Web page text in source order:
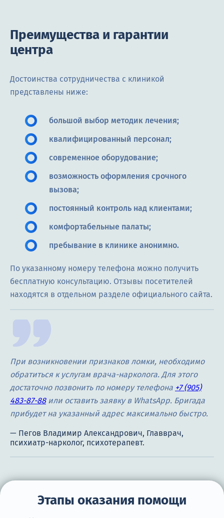
Преимущества и гарантии
центра
Достоинства сотрудничества с клиникой
представлены ниже:
большой выбор методик лечения;
квалифицированный персонал;
современное оборудование;
возможность оформления срочного
вызова;
постоянный контроль над клиентами;
комфортабельные палаты;
пребывание в клинике анонимно.
По указанному номеру телефона можно получить
бесплатную консультацию. Отзывы посетителей
находятся в отдельном разделе официального сайта.
При возникновении признаков ломки, необходимо
обратиться к услугам врача-нарколога. Для этого
достаточно позвонить по номеру телефона +7 (905)
483-87-88или оставить заявку в WhatsApp. Бригада
прибудет на указанный адрес максимально быстро.
Этапы оказания помощи